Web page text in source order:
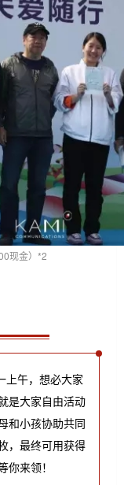
现金）*2
上午，想必大家
是大家自由活动
和小孩协助共同
，最终可用获得
你来领！